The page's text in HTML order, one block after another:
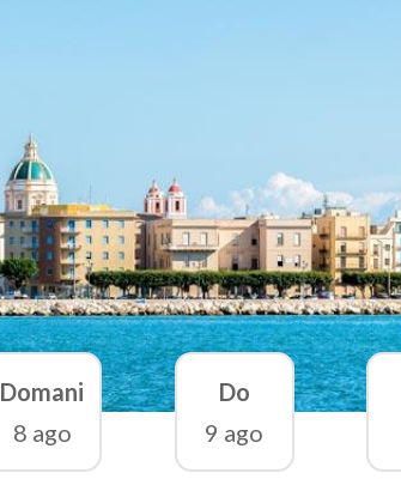
Domani
8 ago
Do
9 ago